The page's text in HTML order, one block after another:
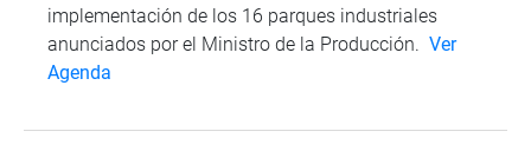
implementación de los 16 parques industriales
anunciados por el Ministro de la Producción. Ver
Agenda